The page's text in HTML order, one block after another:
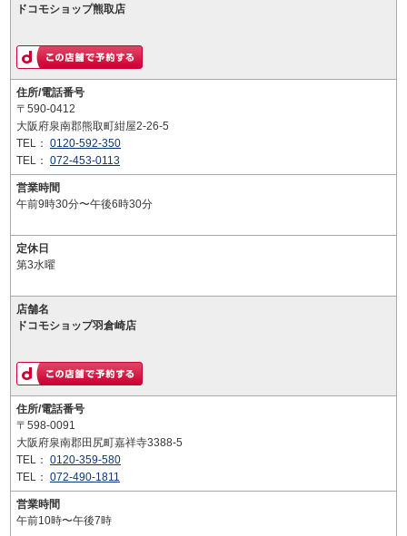
ドコモショップ熊取店
住所/電話番号
〒590-0412
大阪府泉南郡熊取町紺屋2-26-5
TEL： 0120-592-350
TEL： 072-453-0113
営業時間
午前9時30分〜午後6時30分
定休日
第3水曜
店舗名
ドコモショップ羽倉崎店
住所/電話番号
〒598-0091
大阪府泉南郡田尻町嘉祥寺3388-5
TEL： 0120-359-580
TEL： 072-490-1811
営業時間
午前10時〜午後7時